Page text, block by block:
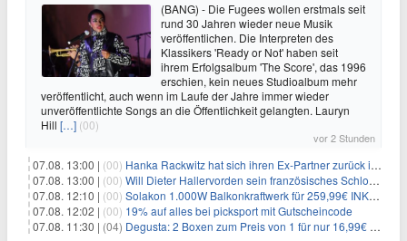
(BANG) - Die Fugees wollen erstmals seit
rund 30 Jahren wieder neue Musik
veröffentlichen. Die Interpreten des
Klassikers 'Ready or Not' haben seit
ihrem Erfolgsalbum 'The Score', das 1996
erschien, kein neues Studioalbum mehr
veröffentlicht, auch wenn im Laufe der Jahre immer wieder
unveröffentlichte Songs an die Öffentlichkeit gelangten. Lauryn
Hill […] (00)
vor 2 Stunden
07.08. 13:00 | (00) Hanka Rackwitz hat sich ihren Ex-Partner zurück ins Haus geholt
07.08. 13:00 | (00) Will Dieter Hallervorden sein französisches Schloss verkaufen?
07.08. 12:10 | (00) Solakon 1.000W Balkonkraftwerk für 259,99€ INKL. VERSAND! 800W Wechselrichter, bifazial
07.08. 12:02 | (00) 19% auf alles bei picksport mit Gutscheincode
07.08. 11:30 | (04) Degusta: 2 Boxen zum Preis von 1 für nur 16,99€ inkl. Versand